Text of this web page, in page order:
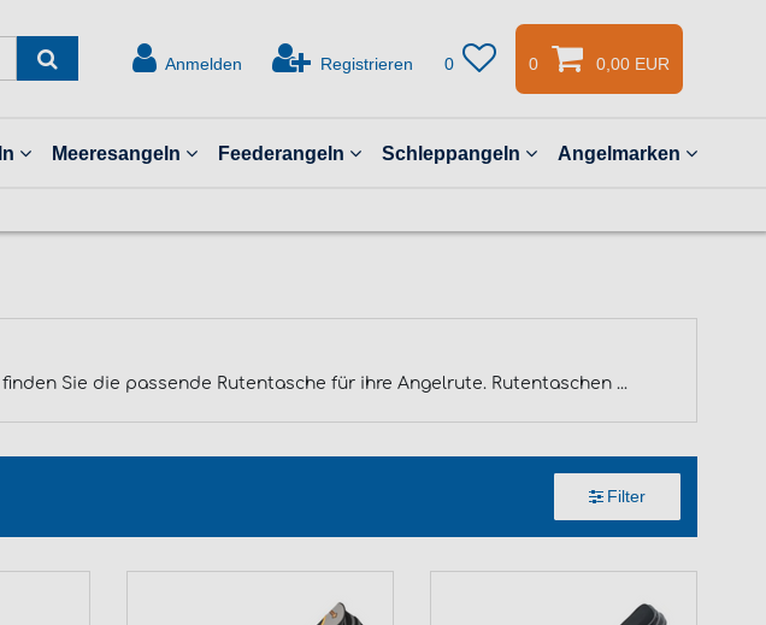
Anmelden Registrieren 0 0 0,00 EUR
Meeresangeln Feederangeln Schleppangeln Angelmarken
Sie die passende Rutentasche für ihre Angelrute. Rutentaschen ...
Filter